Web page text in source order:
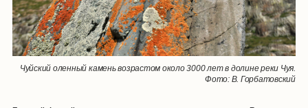
Чуйский оленный камень возрастом около 3000 лет в долине реки Чуя.
Фото: В. Горбатовский